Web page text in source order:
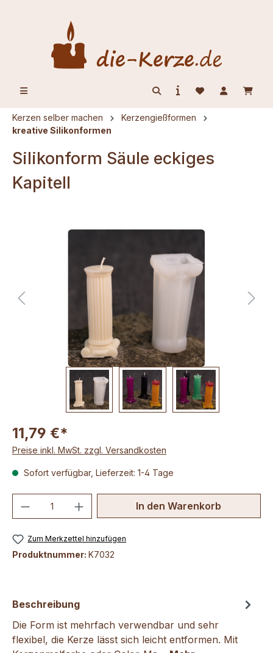
Kerzen selber machen
Kerzengießformen
kreative Silikonformen
Silikonform Säule eckiges
Kapitell
Bildergalerie überspringen
11,79 €*
Preise inkl. MwSt. zzgl. Versandkosten
Sofort verfügbar, Lieferzeit: 1-4 Tage
Produkt Anzahl: Gib denIn den Warenkorb
Zum Merkzettel hinzufügen
Produktnummer: K7032
Beschreibung
Die Form ist mehrfach verwendbar und sehr
flexibel, die Kerze lässt sich leicht entformen. Mit